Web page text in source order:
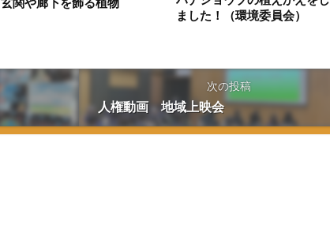
ました！（環境委員会）
次の投稿
人権動画 地域上映会